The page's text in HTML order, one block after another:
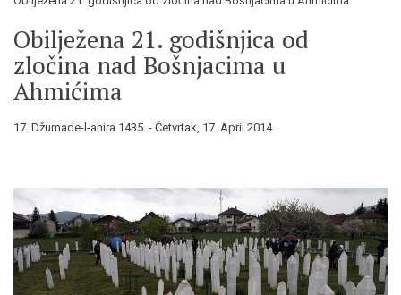
Obilježena 21. godišnjica od
zločina nad Bošnjacima u
Ahmićima
17. Džumade-l-ahira 1435. - Četvrtak, 17. April 2014.